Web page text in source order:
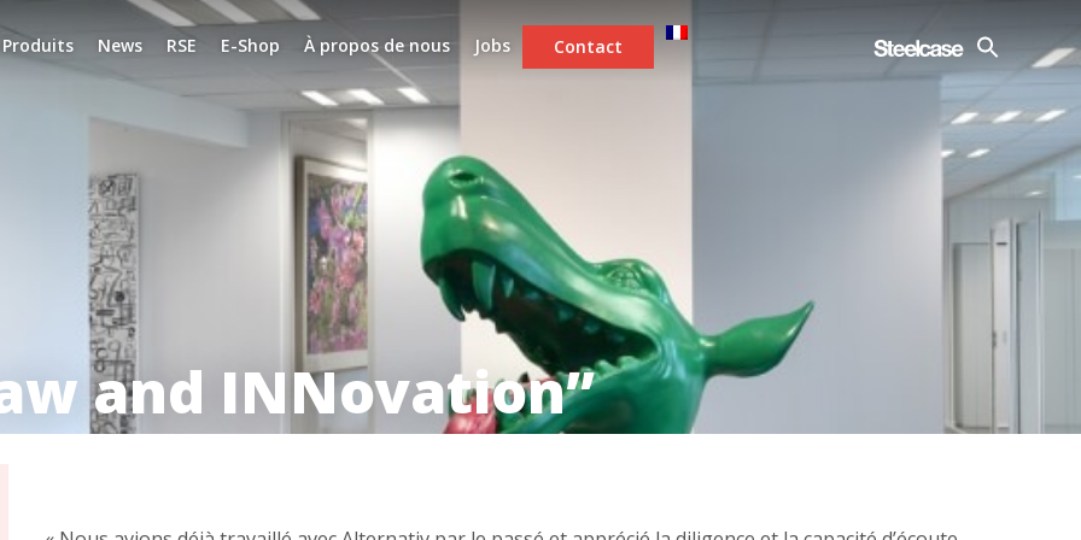
Produits News RSE E-Shop À propos de nous Jobs Contact
and INNovation”